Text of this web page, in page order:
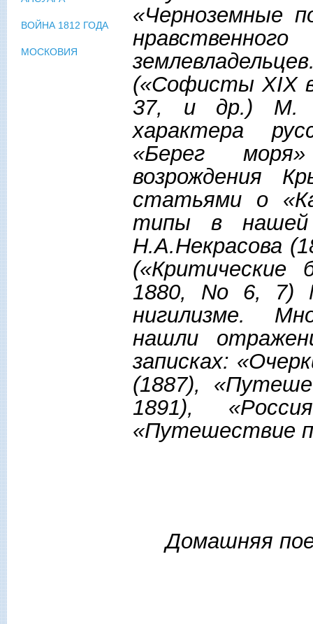
«Черноземные
(«Софисты XIX
37, и др.) М.
характера
«Берег
возрождения
статьями о
типы в нашей
Н.А.Некрасова
(«Критические
1880, No 6, 7)
нигилизме.
нашли
записках:
(1887),
1891),
«Путешествие
Домашняя
ВОЙНА 1812 ГОДА
МОСКОВИЯ